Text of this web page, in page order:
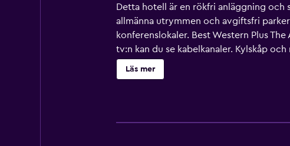
Detta hotell är en rökfri anläggning och
allmänna utrymmen och avgiftsfri
konferenslokaler. Best Western Plus
tv:n kan du se kabelkanaler. Kylskåp
tillhandahåller telefon; gratis
inomhuspool och fitnesscenter.
Läs mer